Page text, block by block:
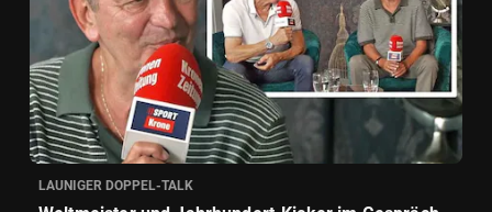
LAUNIGER DOPPEL-TALK